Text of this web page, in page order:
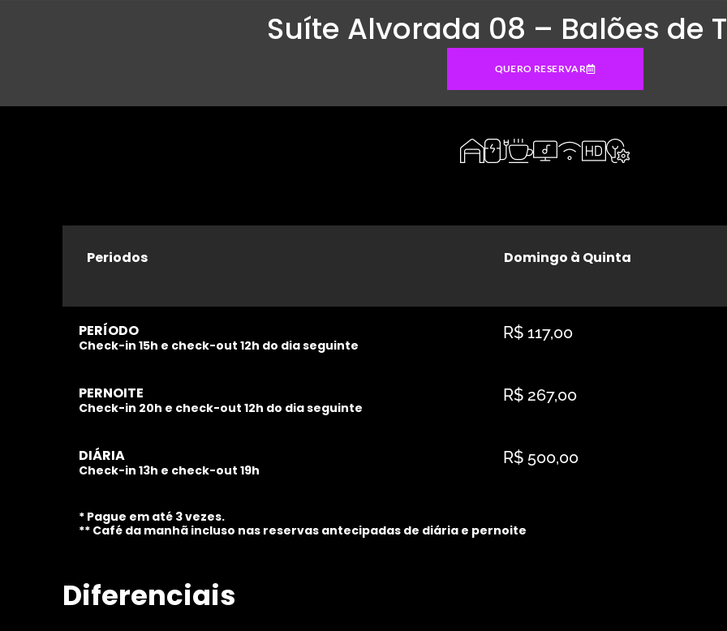
Suíte Alvorada 08 – Balões de
QUERO RESERVAR
Periodos Domingo à Quinta
PERÍODO
Check-in 15h e check-out 12h do dia seguinte
R$ 117,00
PERNOITE
Check-in 20h e check-out 12h do dia seguinte
R$ 267,00
DIÁRIA
Check-in 13h e check-out 19h
R$ 500,00
* Pague em até 3 vezes.
** Café da manhã incluso nas reservas antecipadas de diária e pernoite
Diferenciais